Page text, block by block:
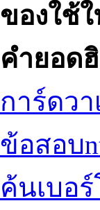
ของใช้
คำยอด
การ์ดว
ข้อสอบ
ค้นเบอ